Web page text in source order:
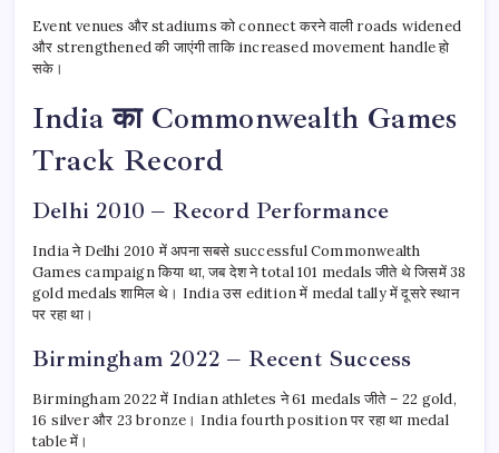
Event venues और stadiums को connect करने वाली roads widened
और strengthened की जाएंगी ताकि increased movement handle हो
सके।
India का Commonwealth Games
Track Record
Delhi 2010 – Record Performance
India ने Delhi 2010 में अपना सबसे successful Commonwealth
Games campaign किया था, जब देश ने total 101 medals जीते थे जिसमें 38
gold medals शामिल थे। India उस edition में medal tally में दूसरे स्थान
पर रहा था।
Birmingham 2022 – Recent Success
Birmingham 2022 में Indian athletes ने 61 medals जीते – 22 gold,
16 silver और 23 bronze। India fourth position पर रहा था medal
table में।